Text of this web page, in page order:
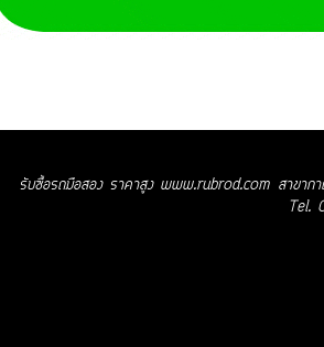
รับซื้อรถมือสอง ราคาสูง www.rubrod.comสาขากา
Tel.